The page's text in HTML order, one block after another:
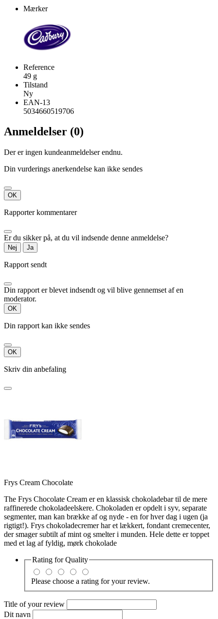
Mærker
Reference
49 g
Tilstand
Ny
EAN-13
5034660519706
Anmeldelser (0)
Der er ingen kundeanmeldelser endnu.
Din vurderings anerkendelse kan ikke sendes
OK
Rapporter kommentarer
Er du sikker på, at du vil indsende denne anmeldelse?
Nej Ja
Rapport sendt
Din rapport er blevet indsendt og vil blive gennemset af en
moderator.
OK
Din rapport kan ikke sendes
OK
Skriv din anbefaling
Frys Cream Chocolate
The Frys Chocolate Cream er en klassisk chokoladebar til de mere
raffinerede chokoladeelskere. Chokoladen er opdelt i syv, separate
segmenter, man kan brække af og nyde - en for hver dag i ugen (ja
rigtigt!). Frys chokoladecremer har et lækkert, fondant cremecenter,
der smager subtilt af mint og smelter i munden. Hele dette er toppet
med et lag af fyldig, mørk chokolade
Rating forQuality
Please choose a rating for your review.
Title of your review
Dit navn